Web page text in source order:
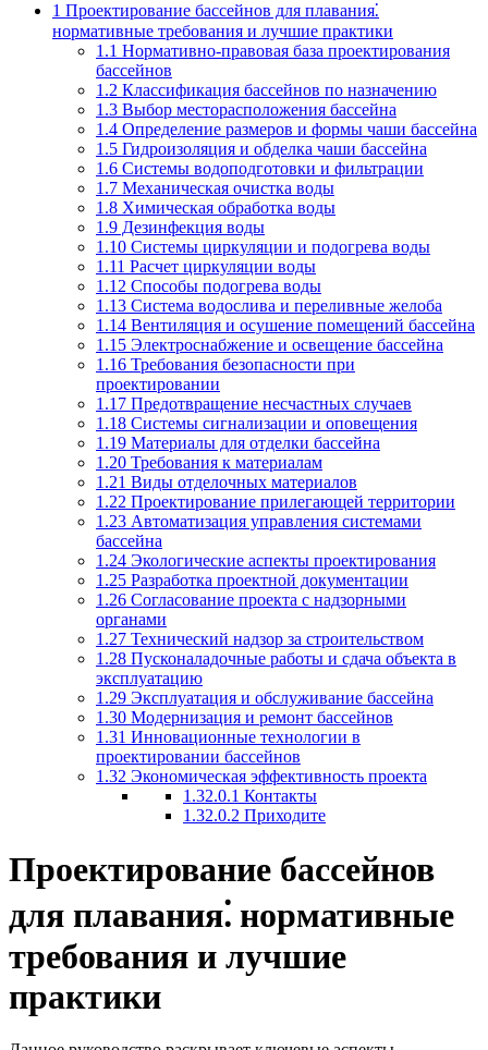
1 Проектирование бассейнов для плавания⁚
нормативные требования и лучшие практики
1.1 Нормативно-правовая база проектирования
бассейнов
1.2 Классификация бассейнов по назначению
1.3 Выбор месторасположения бассейна
1.4 Определение размеров и формы чаши бассейна
1.5 Гидроизоляция и обделка чаши бассейна
1.6 Системы водоподготовки и фильтрации
1.7 Механическая очистка воды
1.8 Химическая обработка воды
1.9 Дезинфекция воды
1.10 Системы циркуляции и подогрева воды
1.11 Расчет циркуляции воды
1.12 Способы подогрева воды
1.13 Система водослива и переливные желоба
1.14 Вентиляция и осушение помещений бассейна
1.15 Электроснабжение и освещение бассейна
1.16 Требования безопасности при
проектировании
1.17 Предотвращение несчастных случаев
1.18 Системы сигнализации и оповещения
1.19 Материалы для отделки бассейна
1.20 Требования к материалам
1.21 Виды отделочных материалов
1.22 Проектирование прилегающей территории
1.23 Автоматизация управления системами
бассейна
1.24 Экологические аспекты проектирования
1.25 Разработка проектной документации
1.26 Согласование проекта с надзорными
органами
1.27 Технический надзор за строительством
1.28 Пусконаладочные работы и сдача объекта в
эксплуатацию
1.29 Эксплуатация и обслуживание бассейна
1.30 Модернизация и ремонт бассейнов
1.31 Инновационные технологии в
проектировании бассейнов
1.32 Экономическая эффективность проекта
1.32.0.1 Контакты
1.32.0.2 Приходите
Проектирование бассейнов
для плавания⁚ нормативные
требования и лучшие
практики